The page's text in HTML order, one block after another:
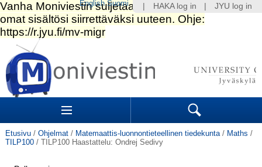
Siirry
sisältöön.
|
Siirry
navigointiin
Sections Search
Etusivu / Ohjelmat / Matemaattis-luonnontieteellinen tiedekunta / Maths /
TILP100 / TILP100 Haastattelu: Ondrej Sedivy
HAKA log in JYU log in
English Suomi